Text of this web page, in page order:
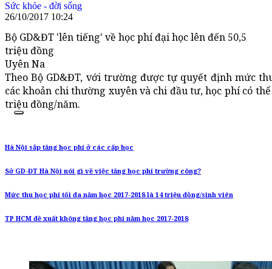
Sức khỏe - đời sống
26/10/2017 10:24
Bộ GD&ĐT 'lên tiếng' về học phí đại học lên đến 50,5
triệu đồng
Uyên Na
Theo Bộ GD&ĐT, với trường được tự quyết định mức
các khoản chi thường xuyên và chi đầu tư, học phí có
triệu đồng/năm.
Hà Nội sắp tăng học phí ở các cấp học
Sở GD-ĐT Hà Nội nói gì về việc tăng học phí trường công?
Mức thu học phí tối đa năm học 2017-2018 là 14 triệu đồng/sinh viên
TP HCM đề xuất không tăng học phí năm học 2017-2018